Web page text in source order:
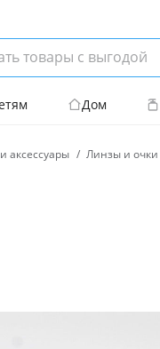
Дом
аксессуары Линзы и очки